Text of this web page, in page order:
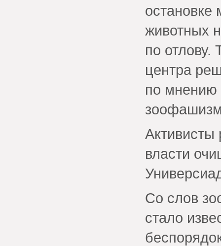
остановке
животных
по отлову.
центра
по мнению
Активисты
власти
Со слов
стало